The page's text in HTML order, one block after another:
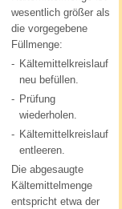
wesentlich größer als
die vorgegebene
Füllmenge:
- Kältemittelkreislauf
neu befüllen.
- Prüfung
wiederholen.
- Kältemittelkreislauf
entleeren.
Die abgesaugte
Kältemittelmenge
entspricht etwa der